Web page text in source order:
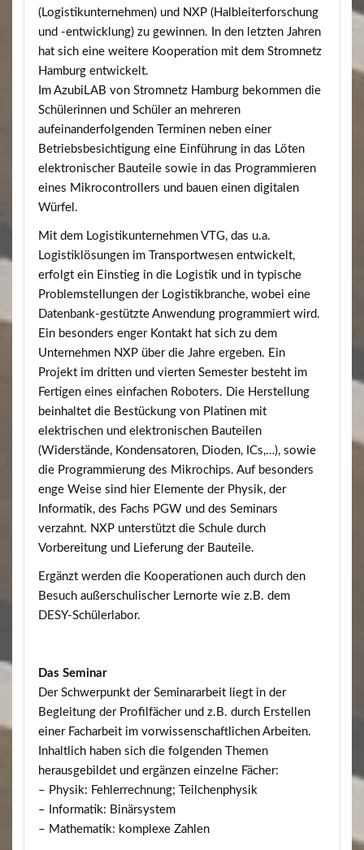
(Logistikunternehmen) und NXP (Halbleiterforschung
und -entwicklung) zu gewinnen. In den letzten Jahren
hat sich eine weitere Kooperation mit dem Stromnetz
Hamburg entwickelt.
Im AzubiLAB von Stromnetz Hamburg bekommen die
Schülerinnen und Schüler an mehreren
aufeinanderfolgenden Terminen neben einer
Betriebsbesichtigung eine Einführung in das Löten
elektronischer Bauteile sowie in das Programmieren
eines Mikrocontrollers und bauen einen digitalen
Würfel.
Mit dem Logistikunternehmen VTG, das u.a.
Logistiklösungen im Transportwesen entwickelt,
erfolgt ein Einstieg in die Logistik und in typische
Problemstellungen der Logistikbranche, wobei eine
Datenbank-gestützte Anwendung programmiert wird.
Ein besonders enger Kontakt hat sich zu dem
Unternehmen NXP über die Jahre ergeben. Ein
Projekt im dritten und vierten Semester besteht im
Fertigen eines einfachen Roboters. Die Herstellung
beinhaltet die Bestückung von Platinen mit
elektrischen und elektronischen Bauteilen
(Widerstände, Kondensatoren, Dioden, ICs,…), sowie
die Programmierung des Mikrochips. Auf besonders
enge Weise sind hier Elemente der Physik, der
Informatik, des Fachs PGW und des Seminars
verzahnt. NXP unterstützt die Schule durch
Vorbereitung und Lieferung der Bauteile.
Ergänzt werden die Kooperationen auch durch den
Besuch außerschulischer Lernorte wie z.B. dem
DESY-Schülerlabor.
Das Seminar
Der Schwerpunkt der Seminararbeit liegt in der
Begleitung der Profilfächer und z.B. durch Erstellen
einer Facharbeit im vorwissenschaftlichen Arbeiten.
Inhaltlich haben sich die folgenden Themen
herausgebildet und ergänzen einzelne Fächer:
– Physik: Fehlerrechnung; Teilchenphysik
– Informatik: Binärsystem
– Mathematik: komplexe Zahlen